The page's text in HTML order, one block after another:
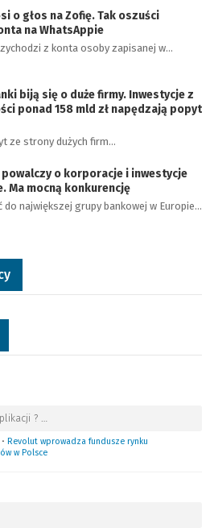
o głos na Zofię. Tak oszuści
na WhatsAppie
z konta osoby zapisanej w…
biją się o duże firmy. Inwestycje z
ponad 158 mld zł napędzają popyt
ze strony dużych firm…
powalczy o korporacje i inwestycje
Ma mocną konkurencję
do największej grupy bankowej w Europie…
? …
• Revolut wprowadza fundusze rynku
w Polsce